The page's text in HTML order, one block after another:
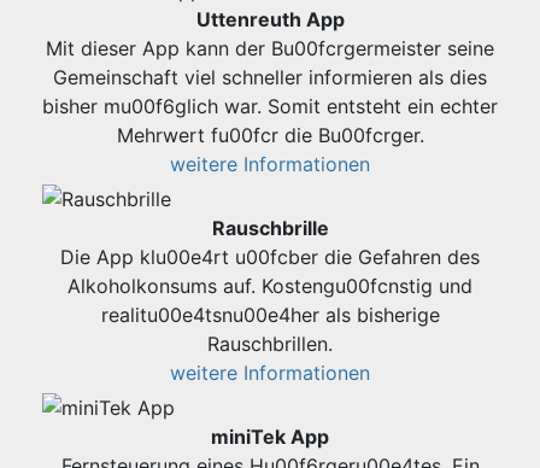
Uttenreuth App
Mit dieser App kann der Bu00fcrgermeister seine
Gemeinschaft viel schneller informieren als dies
bisher mu00f6glich war. Somit entsteht ein echter
Mehrwert fu00fcr die Bu00fcrger.
weitere Informationen
Rauschbrille
Die App klu00e4rt u00fcber die Gefahren des
Alkoholkonsums auf. Kostengu00fcnstig und
realitu00e4tsnu00e4her als bisherige
Rauschbrillen.
weitere Informationen
miniTek App